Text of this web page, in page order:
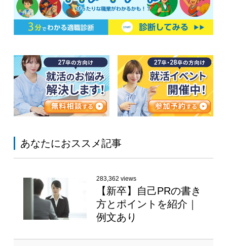
あなたにおススメ記事
283,362 views
【新卒】自己PRの書き
方とポイントを紹介｜
例文あり